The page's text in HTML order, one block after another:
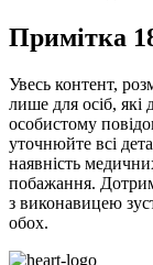
Примітка
Увесь контент,
лише для осіб, які
особистому
уточнюйте всі
наявність
побажання.
з виконавицею
обох.